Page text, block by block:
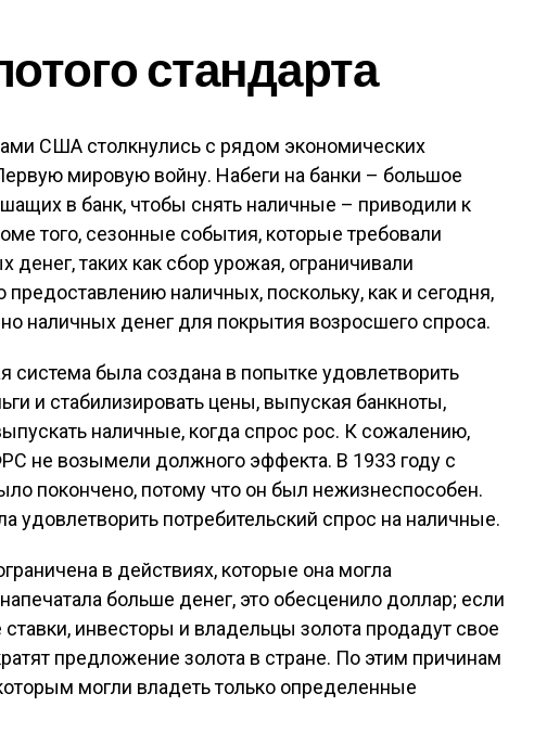
стандарта
США столкнулись с рядом экономических
мировую войну. Набеги на банки – большое
в банк, чтобы снять наличные – приводили к
того, сезонные события, которые требовали
таких как сбор урожая, ограничивали
наличных, поскольку, как и сегодня,
наличных денег для покрытия возросшего спроса.
система была создана в попытке удовлетворить
и стабилизировать цены, выпуская банкноты,
наличные, когда спрос рос. К сожалению,
не возымели должного эффекта. В 1933 году с
покончено, потому что он был нежизнеспособен.
удовлетворить потребительский спрос на наличные.
в действиях, которые она могла
больше денег, это обесценило доллар; если
инвесторы и владельцы золота продадут свое
предложение золота в стране. По этим причинам
могли владеть только определенные